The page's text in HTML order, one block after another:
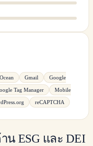
Gmail Google
Tag Manager Mobile
reCAPTCHA
น ESG และ DEI